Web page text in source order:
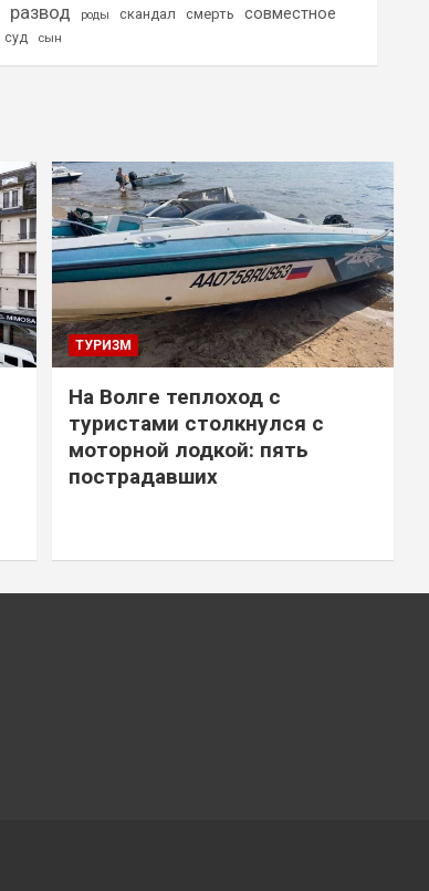
развод роды скандал смерть
совместное
суд сын
ТУРИЗМ
На Волге теплоход с
туристами столкнулся с
моторной лодкой: пять
пострадавших